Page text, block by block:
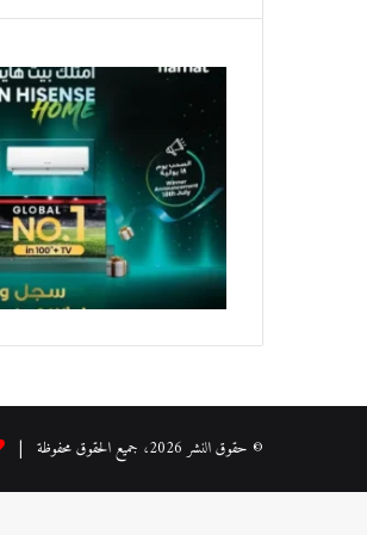
© حقوق النشر 2026، جميع الحقوق محفوظة |